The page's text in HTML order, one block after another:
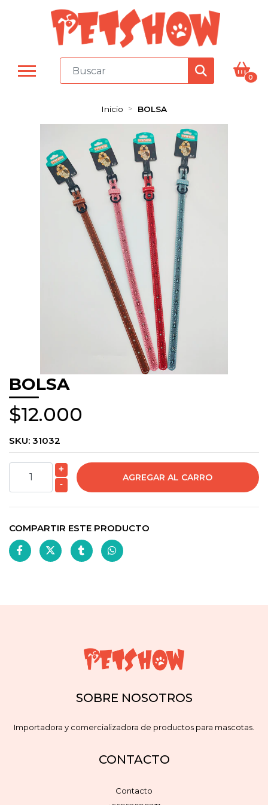
0
Inicio BOLSA
BOLSA
$12.000
SKU: 31032
+
-
COMPARTIR ESTE PRODUCTO
SOBRE NOSOTROS
Importadora y comercializadora de productos para mascotas.
CONTACTO
Contacto